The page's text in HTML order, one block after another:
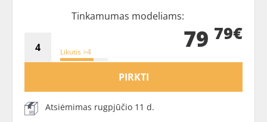
Tinkamumas modeliams:
Likutis >4 79 79€
PIRKTI
Atsiėmimas rugpjūčio 11 d.